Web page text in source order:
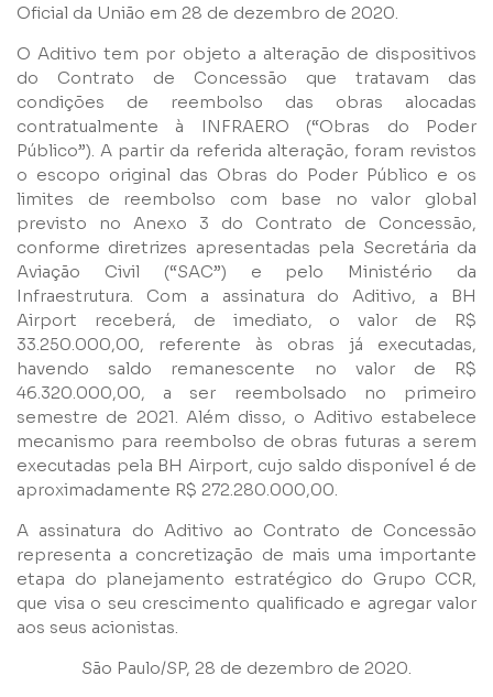
Oficial da União em 28 de dezembro de 2020.
O Aditivo tem por objeto a alteração de dispositivos
do Contrato de Concessão que tratavam das
condições de reembolso das obras alocadas
contratualmente à INFRAERO (“Obras do Poder
Público”). A partir da referida alteração, foram revistos
o escopo original das Obras do Poder Público e os
limites de reembolso com base no valor global
previsto no Anexo 3 do Contrato de Concessão,
conforme diretrizes apresentadas pela Secretária da
Aviação Civil (“SAC”) e pelo Ministério da
Infraestrutura. Com a assinatura do Aditivo, a BH
Airport receberá, de imediato, o valor de R$
33.250.000,00, referente às obras já executadas,
havendo saldo remanescente no valor de R$
46.320.000,00, a ser reembolsado no primeiro
semestre de 2021. Além disso, o Aditivo estabelece
mecanismo para reembolso de obras futuras a serem
executadas pela BH Airport, cujo saldo disponível é de
aproximadamente R$ 272.280.000,00.
A assinatura do Aditivo ao Contrato de Concessão
representa a concretização de mais uma importante
etapa do planejamento estratégico do Grupo CCR,
que visa o seu crescimento qualificado e agregar valor
aos seus acionistas.
São Paulo/SP, 28 de dezembro de 2020.
E-mail
Grupos
Li e concordo com osTermos de Uso ePolítica de
Privacidade
Enviar